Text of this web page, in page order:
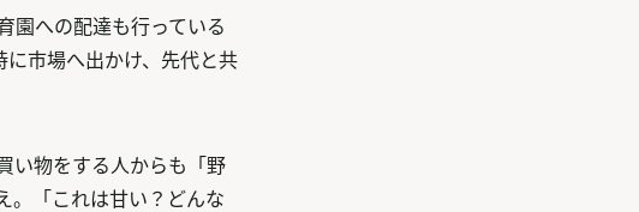
園への配達も行っている
市場へ出かけ、先代と共
い物をする人からも「野
。「これは甘い？どんな